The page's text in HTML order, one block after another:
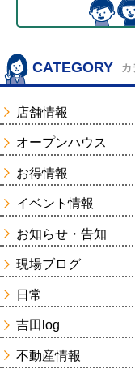
CATEGORY カ
店舗情報
オープンハウス
お得情報
イベント情報
お知らせ・告知
現場ブログ
日常
吉田log
不動産情報